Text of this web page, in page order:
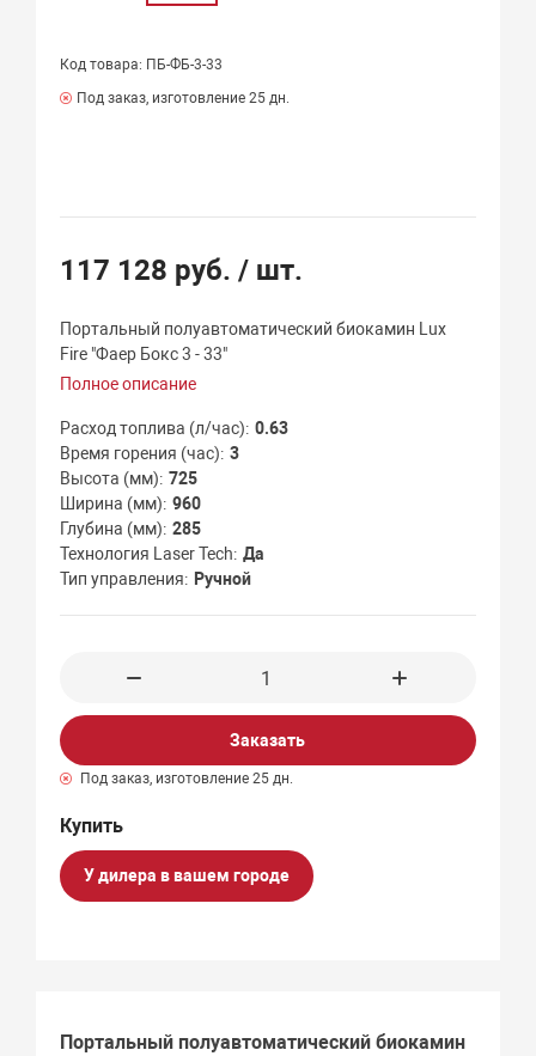
Код товара: ПБ-ФБ-3-33
Под заказ, изготовление 25 дн.
117 128 руб./ шт.
Портальный полуавтоматический биокамин Lux
Fire "Фаер Бокс 3 - 33"
Полное описание
Расход топлива (л/час) 0.63
Время горения (час) 3
Высота (мм) 725
Ширина (мм) 960
Глубина (мм) 285
Технология Laser Tech Да
Тип управления
Ручной
Заказать
Под заказ, изготовление 25 дн.
У дилера в вашем городе
Портальный полуавтоматический биокамин